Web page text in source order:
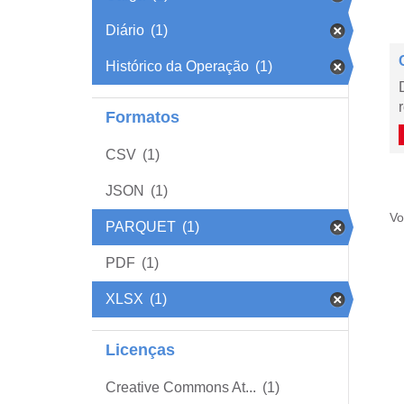
Diário (1)
Histórico da Operação (1)
Formatos
CSV (1)
JSON (1)
PARQUET (1)
PDF (1)
XLSX (1)
Licenças
Creative Commons At... (1)